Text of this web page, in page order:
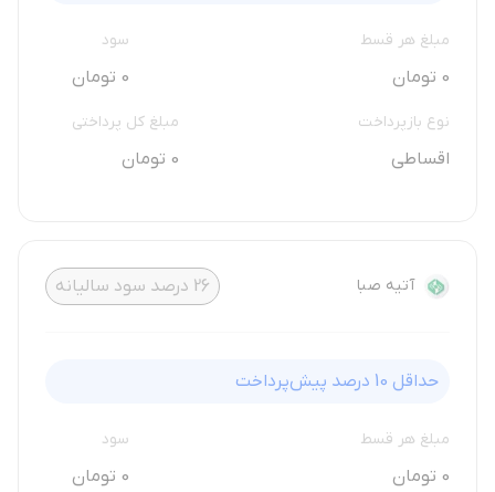
مبلغ هر قسط
0 تومان
سود
0 تومان
نوع بازپرداخت
اقساطی
مبلغ کل پرداختی
0 تومان
آتیه صبا 26 درصد سود سالیانه
حداقل 10 درصد پیش‌پرداخت
مبلغ هر قسط
0 تومان
سود
0 تومان